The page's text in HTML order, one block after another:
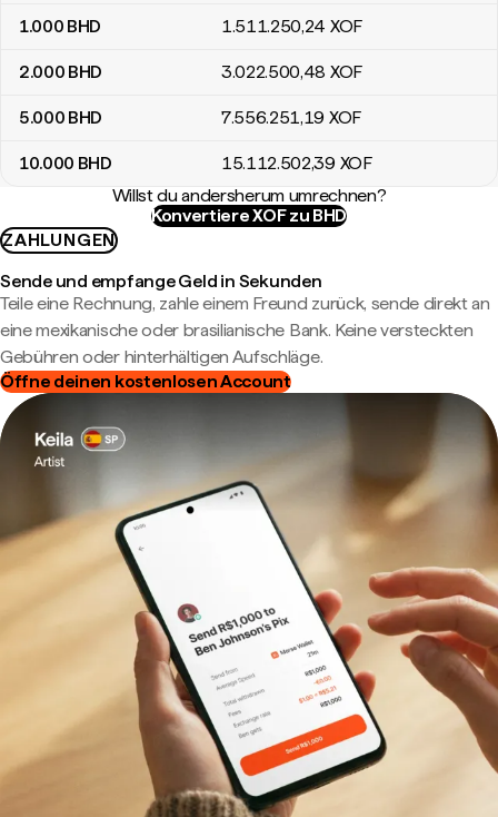
1.000 BHD 1.511.250,24 XOF
2.000 BHD 3.022.500,48 XOF
5.000 BHD 7.556.251,19 XOF
10.000 BHD 15.112.502,39 XOF
Willst du andersherum umrechnen?
Konvertiere XOF zu BHD
ZAHLUNGEN
Sende und empfange Geld in Sekunden
Teile eine Rechnung, zahle einem Freund zurück, sende direkt an
eine mexikanische oder brasilianische Bank. Keine versteckten
Gebühren oder hinterhältigen Aufschläge.
Öffne deinen kostenlosen Account